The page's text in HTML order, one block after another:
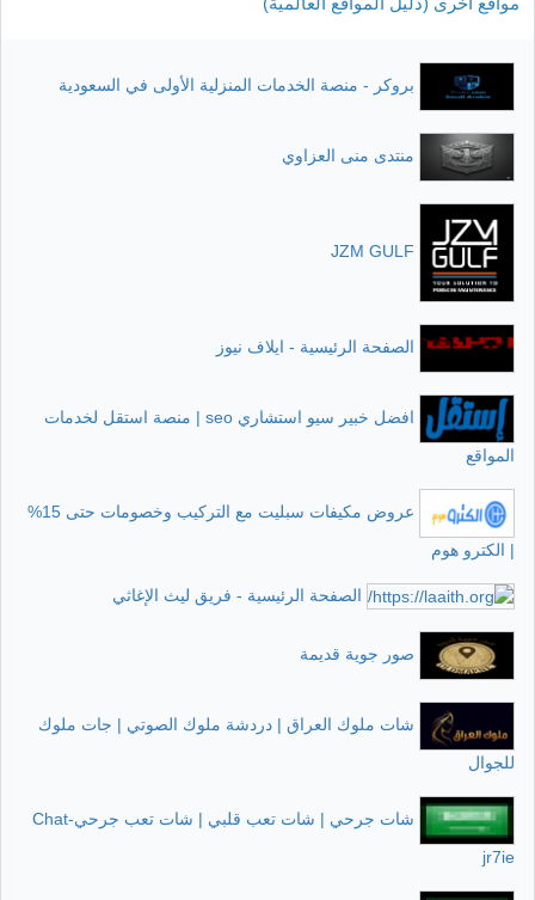
بروكر - منصة الخدمات المنزلية الأولى في السعودية
منتدى منى العزاوي
JZM GULF
الصفحة الرئيسية - ايلاف نيوز
افضل خبير سيو استشاري seo | منصة استقل لخدمات
المواقع
عروض مكيفات سبليت مع التركيب وخصومات حتى 15%
| الكترو هوم
الصفحة الرئيسية - فريق ليث الإغاثي
صور جوية قديمة
شات ملوك العراق | دردشة ملوك الصوتي | جات ملوك
للجوال
شات جرحي | شات تعب قلبي | شات تعب جرحي-Chat
jr7ie